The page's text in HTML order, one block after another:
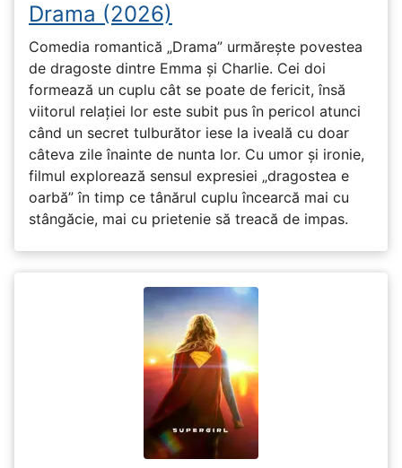
Drama (2026)
Comedia romantică „Drama” urmărește povestea
de dragoste dintre Emma și Charlie. Cei doi
formează un cuplu cât se poate de fericit, însă
viitorul relației lor este subit pus în pericol atunci
când un secret tulburător iese la iveală cu doar
câteva zile înainte de nunta lor. Cu umor și ironie,
filmul explorează sensul expresiei „dragostea e
oarbă” în timp ce tânărul cuplu încearcă mai cu
stângăcie, mai cu prietenie să treacă de impas.